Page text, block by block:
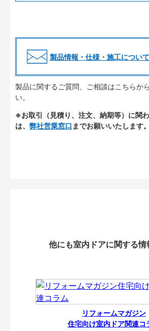
製品情報・仕様・施工について
製品に関するご質問、ご相談はこちらか
い。
※お取引（見積り、注文、納期等）に関
は、 弊社営業窓口 までお願いいたします。
他にも室内ドアに関する情
リフォームマガジン
住宅向け室内ドア関連コ